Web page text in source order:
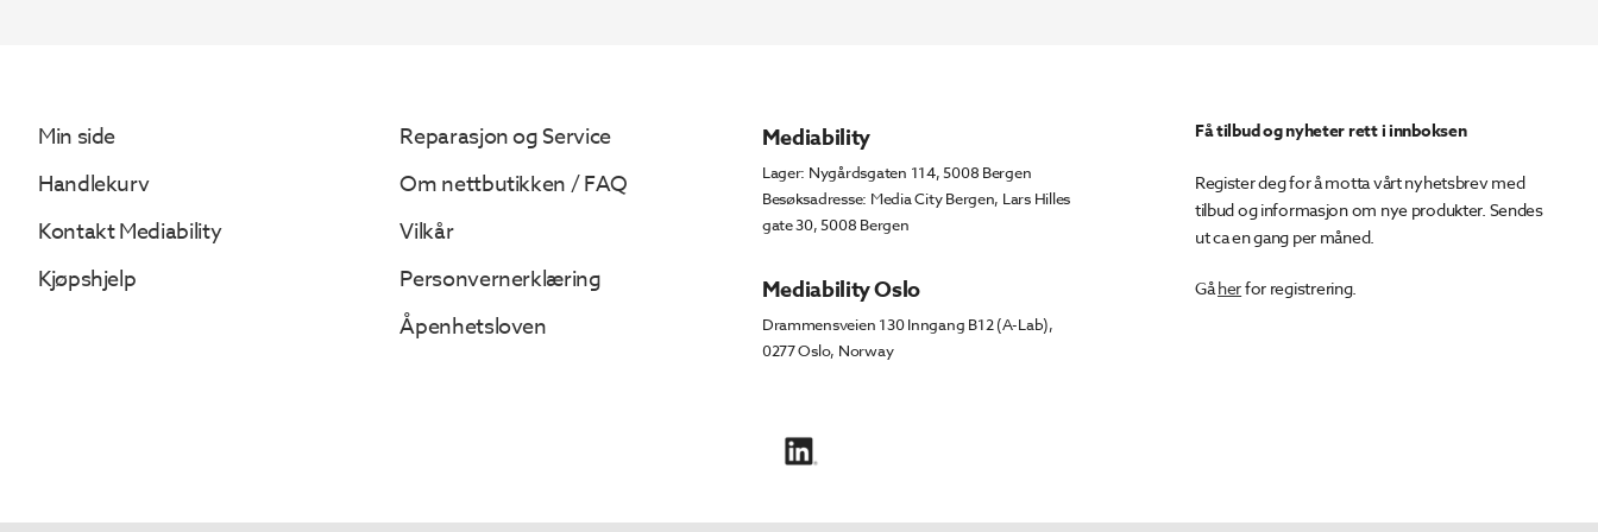
Min side
Handlekurv
Kontakt Mediability
Kjøpshjelp
Reparasjon og Service
Om nettbutikken / FAQ
Vilkår
Personvernerklæring
Åpenhetsloven
Mediability
Lager: Nygårdsgaten 114, 5008 Bergen
Besøksadresse: Media City Bergen, Lars Hilles
gate 30, 5008 Bergen
Mediability Oslo
Drammensveien 130 Inngang B12 (A-Lab),
0277 Oslo, Norway
Få tilbud og nyheter rett i innboksen
Register deg for å motta vårt nyhetsbrev med
tilbud og informasjon om nye produkter. Sendes
ut ca en gang per måned.
Gåherfor registrering.